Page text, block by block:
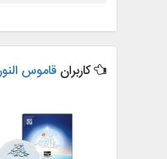
کاربرانقاموس النور